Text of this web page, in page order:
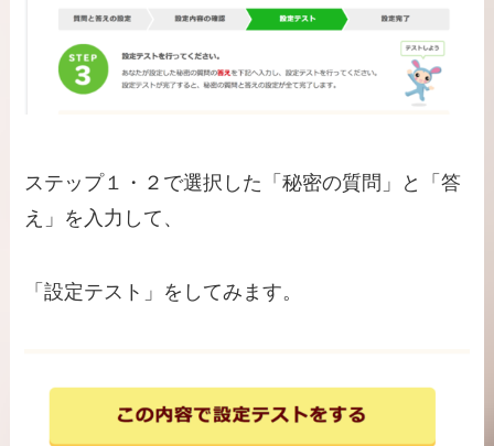
ステップ１・２で選択した「秘密の質問」と「答
え」を入力して、
「設定テスト」をしてみます。